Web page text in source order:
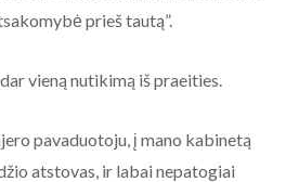
prieš tautą”.
vieną nutikimą iš praeities.
pavaduotoju, į mano kabinetą
atstovas, ir labai nepatogiai